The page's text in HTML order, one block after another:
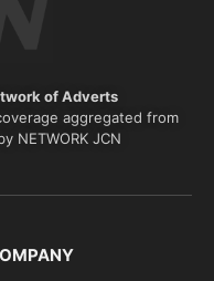
of Adverts
aggregated from
NETWORK JCN